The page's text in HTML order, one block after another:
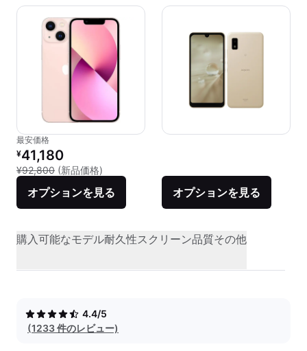
最安価格
リファービッシュ品の価格：
¥41,180
¥92,800 (新品価格)
オプションを見る オプションを見る
購入可能なモデル耐久性スクリーン品質その他
4.4/5
(1233 件のレビュー)